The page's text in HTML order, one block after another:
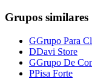
Grupos similares
GGrupo Para
DDavi Store
GGrupo De
PPisa Forte